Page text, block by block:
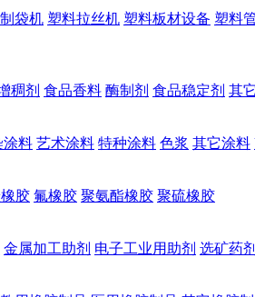
袋机 塑料拉丝机 塑料板材设备 塑料
稠剂 食品香料 酶制剂 食品稳定剂 其
涂料 艺术涂料 特种涂料 色浆 其它涂料
胶 氟橡胶 聚氨酯橡胶 聚硫橡胶
金属加工助剂 电子工业用助剂 选矿药